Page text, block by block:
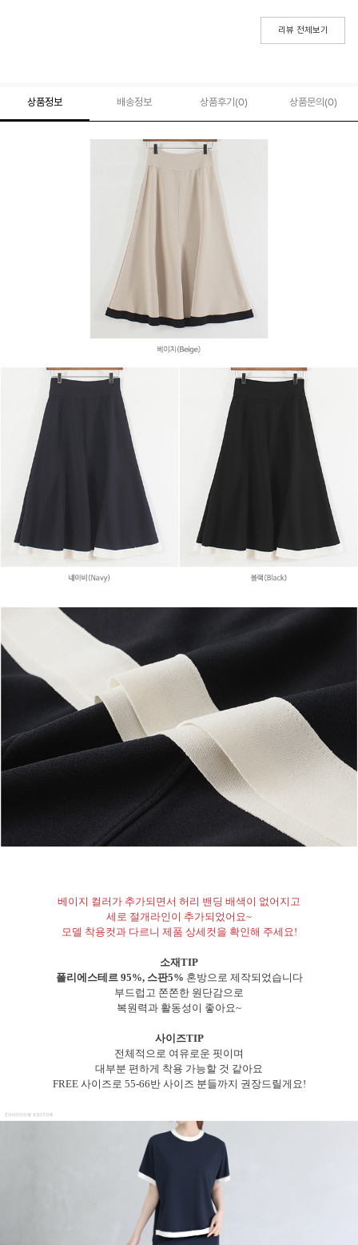
리뷰 전체보기
상품정보 배송정보 상품후기(0) 상품문의 (0)
베이지 컬러가 추가되면서 허리 밴딩 배색이 없어지고
세로 절개라인이 추가되었어요~
모델 착용컷과 다르니 제품 상세컷을 확인해 주세요!
소재TIP
폴리에스테르 95%, 스판5% 혼방으로 제작되었습니다
부드럽고 쫀쫀한 원단감으로
복원력과 활동성이 좋아요~
사이즈TIP
전체적으로 여유로운 핏이며
대부분 편하게 착용 가능할 것 같아요
FREE 사이즈로 55-66반 사이즈 분들까지 권장드릴게요!